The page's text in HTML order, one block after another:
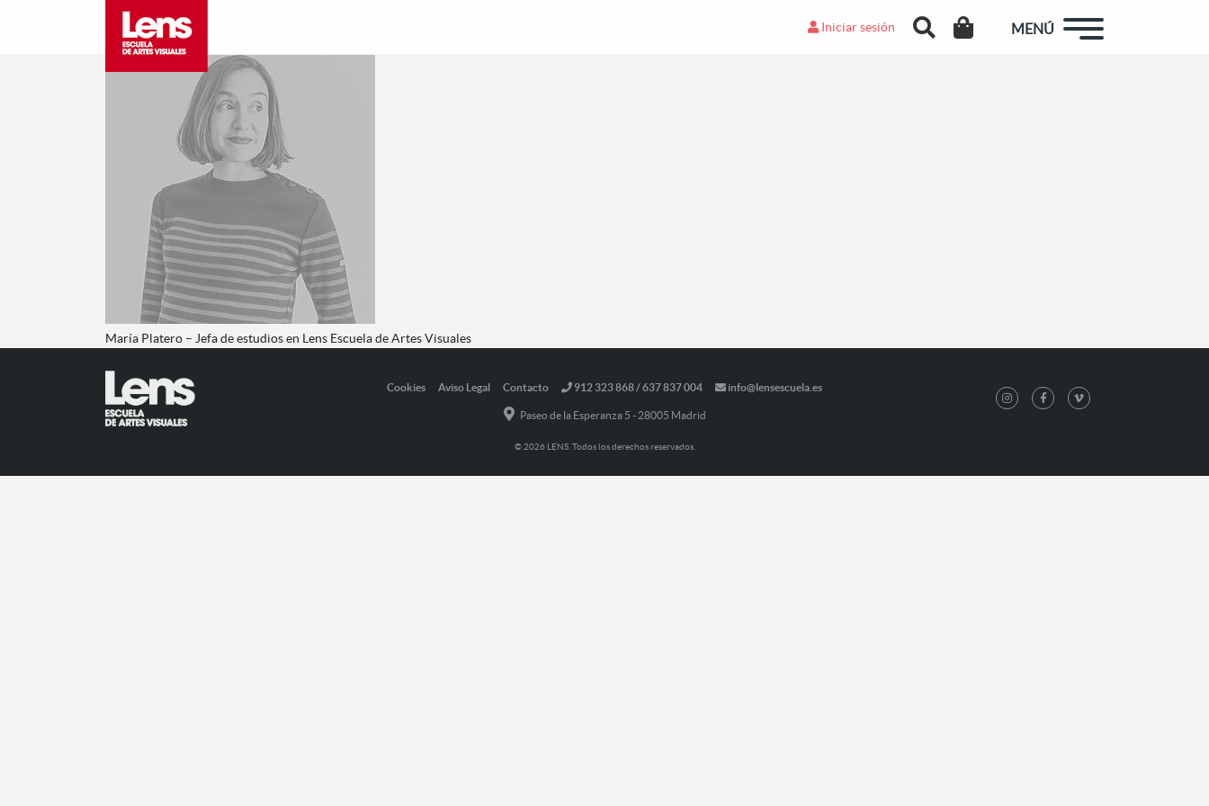
Iniciar sesión MENÚ
María Platero – Jefa de estudios en Lens Escuela de Artes Visuales
Cookies Aviso Legal Contacto 912 323 868 / 637 837 004 info@lensescuela.es
Paseo de la Esperanza 5 - 28005 Madrid
© 2026 LENS. Todos los derechos reservados.